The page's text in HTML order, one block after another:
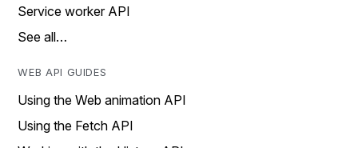
Service worker API
See all…
WEB API GUIDES
Using the Web animation API
Using the Fetch API